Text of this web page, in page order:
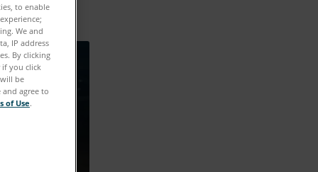
to enable
We and
IP address
By clicking
if you click
be
and agree to
of Use.